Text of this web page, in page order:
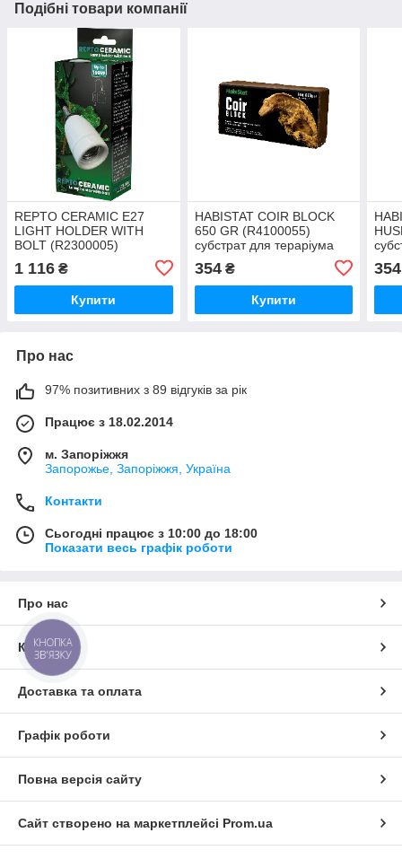
Подібні товари компанії
REPTO CERAMIC E27
LIGHT HOLDER WITH
BOLT (R2300005)
тераріума
1 116 ₴
Купити
HABISTAT COIR BLOCK
650 GR (R4100055)
субстрат для тераріума
354₴
Купити
354
Про нас
97% позитивних з 89 відгуків за рік
Працює з 18.02.2014
м. Запоріжжя
Запорожье, Запоріжжя, Україна
Контакти
Сьогодні працює з 10:00 до 18:00
Показати весь графік роботи
Про нас
Контакти
Доставка та оплата
Графік роботи
Повна версія сайту
Сайт створено на маркетплейсі Prom.ua
КНОПКА
ЗВ'ЯЗКУ